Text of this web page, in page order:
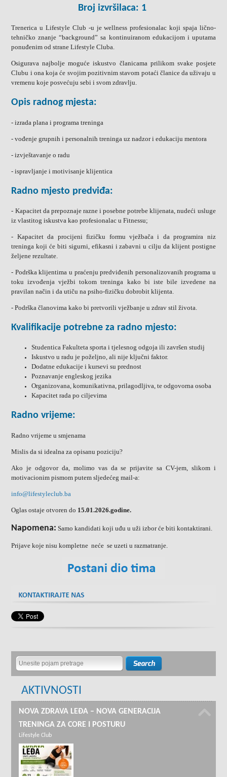
Broj izvršilaca: 1
Trenerica u Lifestyle Club -u je wellness profesionalac koji spaja lično-
tehničko znanje “background” sa kontinuiranom edukacijom i uputama
ponuđenim od strane Lifestyle Cluba.
Osigurava najbolje moguće iskustvo članicama prilikom svake posjete
Clubu i ona koja će svojim pozitivnim stavom potaći članice da uživaju u
vremenu koje posvećuju sebi i svom zdravlju.
Opis radnog mjesta:
- izrada plana i programa treninga
- vođenje grupnih i personalnih treninga uz nadzor i edukaciju mentora
- izvještavanje o radu
- ispravljanje i motivisanje klijentica
Radno mjesto predviđa:
- Kapacitet da prepoznaje razne i posebne potrebe klijenata, nudeći usluge
iz vlastitog iskustva kao profesionalac u Fitnessu;
- Kapacitet da procijeni fizičku formu vježbača i da programira niz
treninga koji će biti sigurni, efikasni i zabavni u cilju da klijent postigne
željene rezultate.
- Podrška klijentima u praćenju predviđenih personalizovanih programa u
toku izvođenja vježbi tokom treninga kako bi iste bile izvedene na
pravilan način i da utiču na psiho-fizičku dobrobit klijenta.
- Podrška članovima kako bi pretvorili vježbanje u zdrav stil života.
Kvalifikacije potrebne za radno mjesto:
Studentica Fakulteta sporta i tjelesnog odgoja ili završen studij
Iskustvo u radu je poželjno, ali nije ključni faktor.
Dodatne edukacije i kursevi su prednost
Poznavanje engleskog jezika
Organizovana, komunikativna, prilagodljiva, te odgovorna osoba
Kapacitet rada po ciljevima
Radno vrijeme:
Radno vrijeme u smjenama
Mislis da si idealna za opisanu poziciju?
Ako je odgovor da, molimo vas da se prijavite sa CV-jem, slikom i
motivacionim pismom putem sljedećeg mail-a:
info@lifestyleclub.ba
Oglas ostaje otvoren do 15.01.2026.godine.
Napomena: Samo kandidati koji uđu u uži izbor će biti kontaktirani.
Prijave koje nisu kompletne neće se uzeti u razmatranje.
AKTIVNOSTI
NOVA ZDRAVA LEĐA – NOVA GENERACIJA
TRENINGA ZA CORE I POSTURU
Lifestyle Club